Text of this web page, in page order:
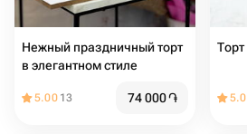
Нежный праздничный торт
в элегантном стиле
5.00 13 74 000֏